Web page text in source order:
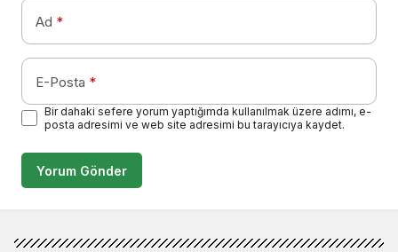
Ad *
E-Posta *
Bir dahaki sefere yorum yaptığımda kullanılmak üzere adımı, e-
posta adresimi ve web site adresimi bu tarayıcıya kaydet.
Yorum Gönder